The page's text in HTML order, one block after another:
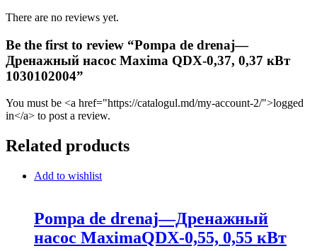
There are no reviews yet.
Be the first to review “Pompa de drenaj—
Дренажный насос Maxima QDX-0,37, 0,37 кВт
1030102004”
You must be <a href="https://catalogul.md/my-account-2/">logged
in</a> to post a review.
Related products
Add to wishlist
Pompa de drenaj—Дренажный
насос MaximaQDX-0,55, 0,55 кВт